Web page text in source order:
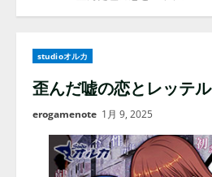
studioオルカ
歪んだ嘘の恋とレッテル
erogamenote 1月 9, 2025